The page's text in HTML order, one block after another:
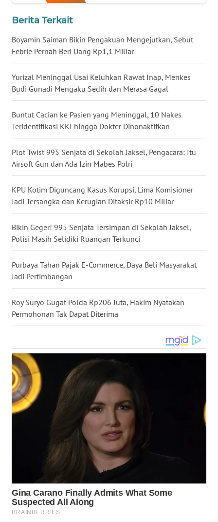
Berita Terkait
Boyamin Saiman Bikin Pengakuan Mengejutkan, Sebut
Febrie Pernah Beri Uang Rp1,1 Miliar
Yurizal Meninggal Usai Keluhkan Rawat Inap, Menkes
Budi Gunadi Mengaku Sedih dan Merasa Gagal
Buntut Cacian ke Pasien yang Meninggal, 10 Nakes
Teridentifikasi KKI hingga Dokter Dinonaktifkan
Plot Twist 995 Senjata di Sekolah Jaksel, Pengacara: Itu
Airsoft Gun dan Ada Izin Mabes Polri
KPU Kotim Diguncang Kasus Korupsi, Lima Komisioner
Jadi Tersangka dan Kerugian Ditaksir Rp10 Miliar
Bikin Geger! 995 Senjata Tersimpan di Sekolah Jaksel,
Polisi Masih Selidiki Ruangan Terkunci
Purbaya Tahan Pajak E-Commerce, Daya Beli Masyarakat
Jadi Pertimbangan
Roy Suryo Gugat Polda Rp206 Juta, Hakim Nyatakan
Permohonan Tak Dapat Diterima
NUSANTARA
WN
WN
JATIM
WN
BALI
WN
KALBAR
WN
KALTENG
WN
KALTARA
WN
KALSEL
WN
KALTIM
SULSEL
WN
GORONTALO
WN
MALUT
WN